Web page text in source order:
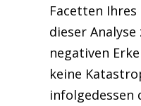
Facetten
dieser
negativen
keine
infolgedessen